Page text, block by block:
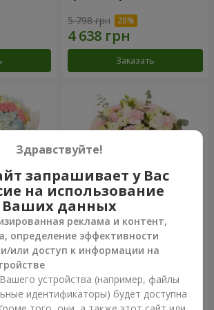
5 798 грн
Заказать
Букет "Secret"
Заказать
Здравствуйте!
запрашивает у Вас
на использование
Ваших данных
реклама и контент,
определение эффективности
или доступ к информации на
устройства (например, файлы
идентификаторы) будет доступна